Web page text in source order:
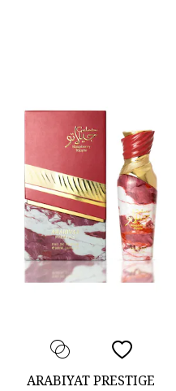
ARABIYAT PRESTIGE